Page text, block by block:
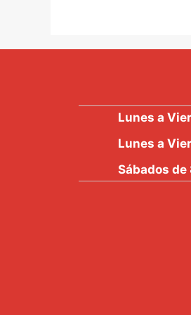
Lunes a
Lunes a
Sábados de